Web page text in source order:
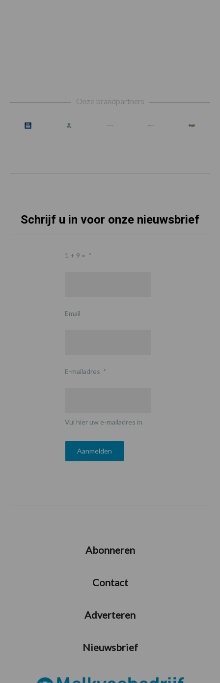
Onze brandpartners
Schrijf u in voor onze nieuwsbrief
1 + 9 = *
Email
E-mailadres *
Vul hier uw e-mailadres in
Abonneren
Contact
Adverteren
Nieuwsbrief